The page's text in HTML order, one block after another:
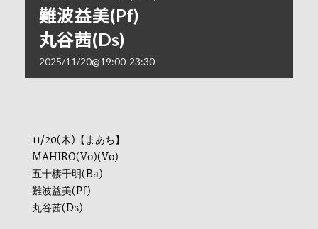
難波益美(Pf)
丸谷茜(Ds)
2025/11/20@19:00-23:30
11/20(木)【まあち】
MAHIRO(Vo)(Vo)
五十棲千明(Ba)
難波益美(Pf)
丸谷茜(Ds)